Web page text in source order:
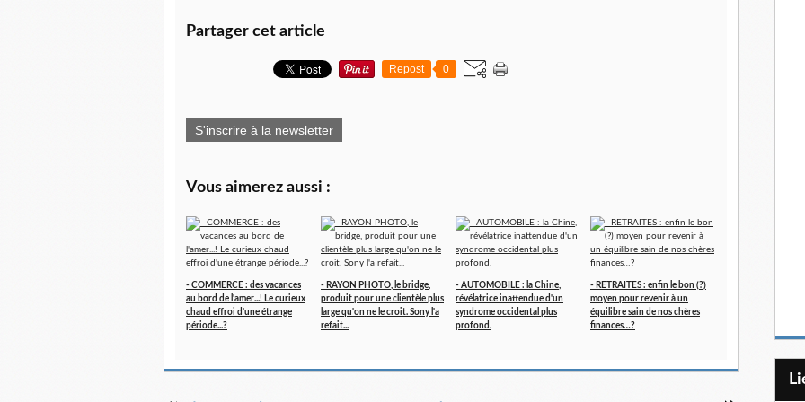
Partager cet article
Repost 0
S'inscrire à la newsletter
Vous aimerez aussi :
- COMMERCE : des vacances
au bord de l'amer...! Le curieux
chaud effroi d'une étrange
période...?
- RAYON PHOTO, le bridge,
produit pour une clientèle plus
large qu'on ne le croit. Sony l'a
refait...
- AUTOMOBILE : la Chine,
révélatrice inattendue d'un
syndrome occidental plus
profond.
- RETRAITES : enfin le bon (?)
moyen pour revenir à un
équilibre sain de nos chères
finances…?